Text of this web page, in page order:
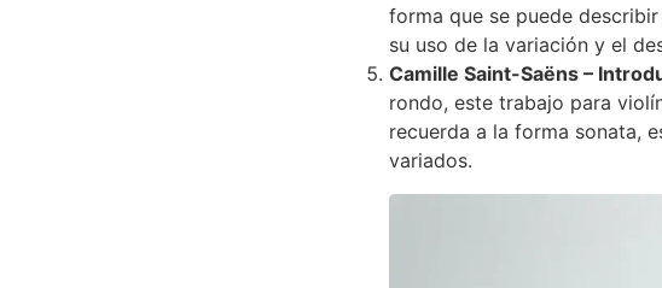
forma que se puede
su uso de la variación y el
Camille Saint-Saëns –
rondo, este trabajo para
recuerda a la forma sonata,
variados.